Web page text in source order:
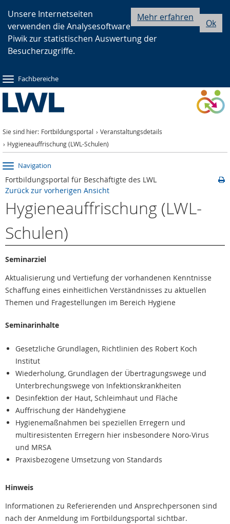
Hauptnavigation
Seitennavigation
Inhalt
Ok
Mehr erfahren
Unsere Internetseiten
verwenden die Analysesoftware
Piwik zur statistischen Auswertung der
Besucherzugriffe.
Fachbereiche
Sie sind hier: Fortbildungsportal
Veranstaltungsdetails
Hygieneauffrischung (LWL-Schulen)
Navigation
Fortbildungsportal für Beschäftigte des LWL
Zurück zur vorherigen Ansicht
Hygieneauffrischung (LWL-
Schulen)
Seminarziel
Aktualisierung und Vertiefung der vorhandenen Kenntnisse
Schaffung eines einheitlichen Verständnisses zu aktuellen
Themen und Fragestellungen im Bereich Hygiene
Seminarinhalte
Gesetzliche Grundlagen, Richtlinien des Robert Koch
Institut
Wiederholung, Grundlagen der Übertragungswege und
Unterbrechungswege von Infektionskrankheiten
Desinfektion der Haut, Schleimhaut und Fläche
Auffrischung der Händehygiene
Hygienemaßnahmen bei speziellen Erregern und
multiresistenten Erregern hier insbesondere Noro-Virus
und MRSA
Praxisbezogene Umsetzung von Standards
Hinweis
Informationen zu Referierenden und Ansprechpersonen sind
nach der Anmeldung im Fortbildungsportal sichtbar.